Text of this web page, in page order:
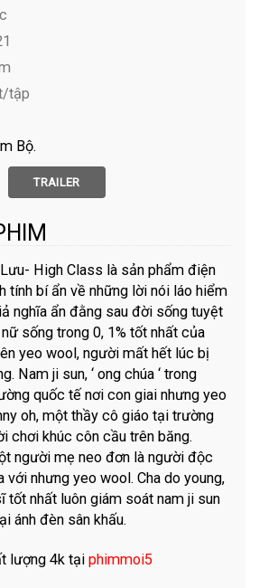
tập
Bộ
TRAILER
High Class là sản phẩm điện
tính bí ẩn về những lời nói láo hiểm
nghĩa ẩn đằng sau đời sống tuyệt
sống trong 0, 1% tốt nhất của
yeo wool, người mất hết lúc bị
Nam ji sun, ‘ ong chúa ‘ trong
quốc tế nơi con giai nhưng yeo
oh, một thầy cô giáo tại trường
chơi khúc côn cầu trên băng.
người mẹ neo đơn là người độc
với nhưng yeo wool. Cha do young,
tốt nhất luôn giám soát nam ji sun
ánh đèn sân khấu.
lượng 4k tạiphimmoi5